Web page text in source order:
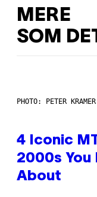
MERE
SOM
PHOTO: PETER
4 Iconic
2000s
About